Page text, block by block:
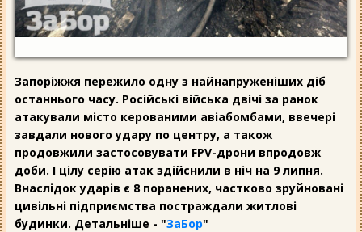
Запоріжжя пережило одну з найнапруженіших діб
останнього часу. Російські війська двічі за ранок
атакували місто керованими авіабомбами, ввечері
завдали нового удару по центру, а також
продовжили застосовувати FPV-дрони впродовж
доби. І цілу серію атак здійснили в ніч на 9 липня.
Внаслідок ударів є 8 поранених, частково зруйновані
цивільні підприємства постраждали житлові
будинки. Детальніше - "ЗаБор"